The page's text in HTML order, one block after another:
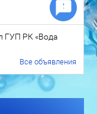
ГУП РК «Вода
Все объявления